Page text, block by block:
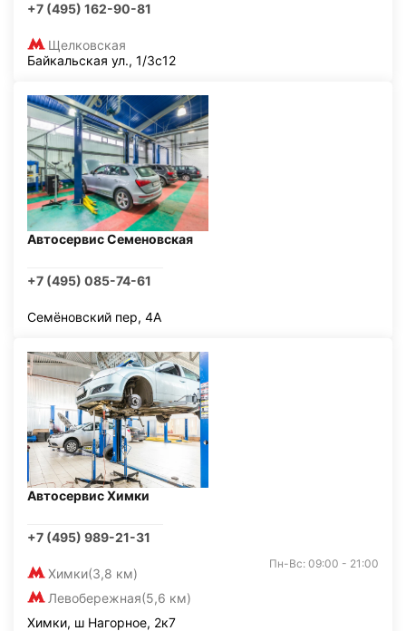
+7 (495) 162-90-81
Щелковская
Байкальская ул., 1/3с12
Автосервис Семеновская
+7 (495) 085-74-61
Семёновский пер, 4А
Автосервис Химки
+7 (495) 989-21-31
Химки(3,8 км)
Левобережная(5,6 км)
Пн-Вс: 09:00 - 21:00
Химки, ш Нагорное, 2к7